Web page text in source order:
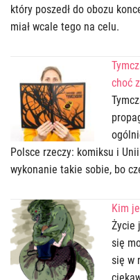
który poszedł do obozu
miał wcale tego na celu.
choć
Polsce rzeczy: komiksu i
wykonanie takie sobie, bo
Kim
Życie
się
się w